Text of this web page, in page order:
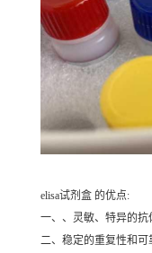
elisa试剂盒 的优点:
一、、灵敏、特异的抗
二、稳定的重复性和可